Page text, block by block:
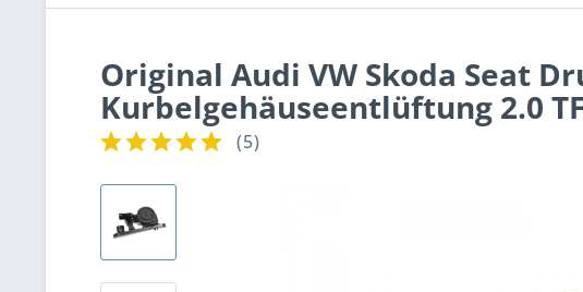
Original Audi VW Skoda Seat
Kurbelgehäuseentlüftung 2.0
(5)